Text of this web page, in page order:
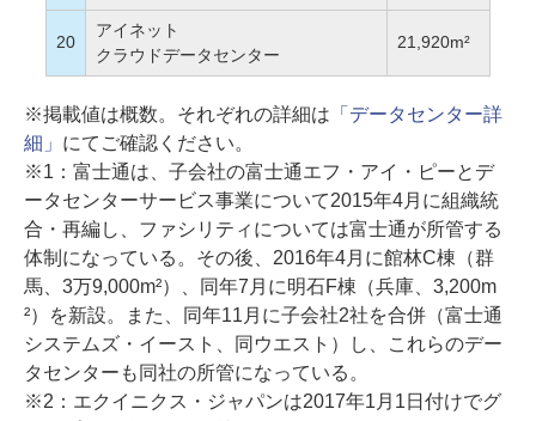
20
アイネット
クラウドデータセンター
21,920m²
※掲載値は概数。それぞれの詳細は 「データセンター詳
細」 にてご確認ください。
※1：富士通は、子会社の富士通エフ・アイ・ピーとデ
ータセンターサービス事業について2015年4月に組織統
合・再編し、ファシリティについては富士通が所管する
体制になっている。その後、2016年4月に館林C棟（群
馬、3万9,000m²）、同年7月に明石F棟（兵庫、3,200m
²）を新設。また、同年11月に子会社2社を合併（富士通
システムズ・イースト、同ウエスト）し、これらのデー
タセンターも同社の所管になっている。
※2：エクイニクス・ジャパンは2017年1月1日付けでグ